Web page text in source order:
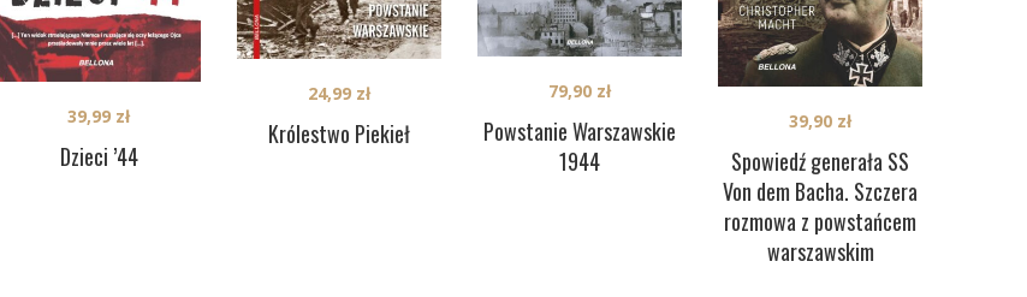
Dzieci ’44
39,99 zł
Królestwo Piekieł
24,99 zł
Powstanie Warszawskie
1944
79,90 zł
Spowiedź generała SS
Von dem Bacha. Szczera
rozmowa z powstańcem
warszawskim
39,90 zł